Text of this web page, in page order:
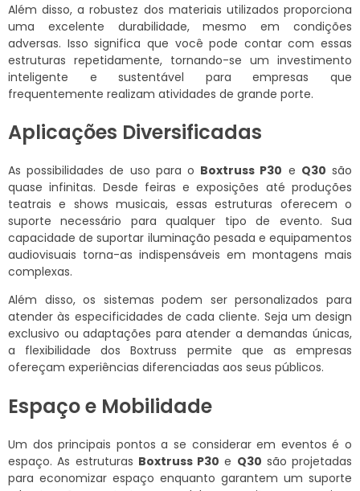
Além disso, a robustez dos materiais utilizados proporciona
uma excelente durabilidade, mesmo em condições
adversas. Isso significa que você pode contar com essas
estruturas repetidamente, tornando-se um investimento
inteligente e sustentável para empresas que
frequentemente realizam atividades de grande porte.
Aplicações Diversificadas
As possibilidades de uso para o Boxtruss P30 e Q30 são
quase infinitas. Desde feiras e exposições até produções
teatrais e shows musicais, essas estruturas oferecem o
suporte necessário para qualquer tipo de evento. Sua
capacidade de suportar iluminação pesada e equipamentos
audiovisuais torna-as indispensáveis em montagens mais
complexas.
Além disso, os sistemas podem ser personalizados para
atender às especificidades de cada cliente. Seja um design
exclusivo ou adaptações para atender a demandas únicas,
a flexibilidade dos Boxtruss permite que as empresas
ofereçam experiências diferenciadas aos seus públicos.
Espaço e Mobilidade
Um dos principais pontos a se considerar em eventos é o
espaço. As estruturas Boxtruss P30 e Q30 são projetadas
para economizar espaço enquanto garantem um suporte